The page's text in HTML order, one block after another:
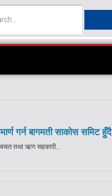
गर्न बागमती साकोस समिट हुँदै
तथा ऋण सहकारी...